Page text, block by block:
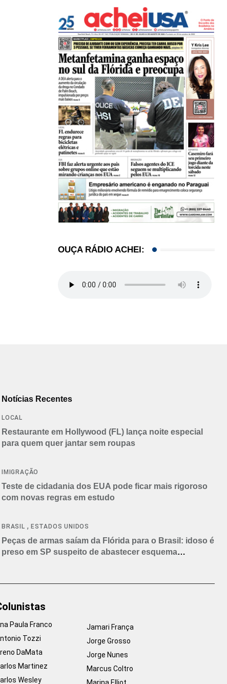
OUÇA RÁDIO ACHEI:
Notícias Recentes
LOCAL
Restaurante em Hollywood (FL) lança noite especial
para quem quer jantar sem roupas
IMIGRAÇÃO
Teste de cidadania dos EUA pode ficar mais rigoroso
com novas regras em estudo
BRASIL , ESTADOS UNIDOS
Peças de armas saíam da Flórida para o Brasil: idoso é
preso em SP suspeito de abastecer esquema
Paula Franco
Tozzi
DaMata
Martinez
Wesley
Jamari França
Jorge Grosso
Jorge Nunes
Marcus Coltro